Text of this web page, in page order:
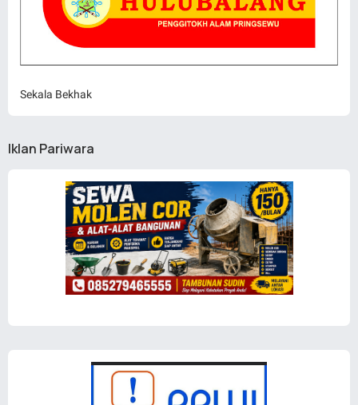
Sekala Bekhak
Iklan Pariwara